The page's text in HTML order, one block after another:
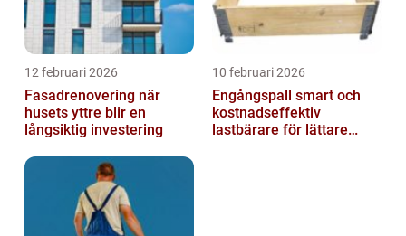
12 februari 2026
Fasadrenovering när
husets yttre blir en
långsiktig investering
10 februari 2026
Engångspall smart och
kostnadseffektiv
lastbärare för lättare